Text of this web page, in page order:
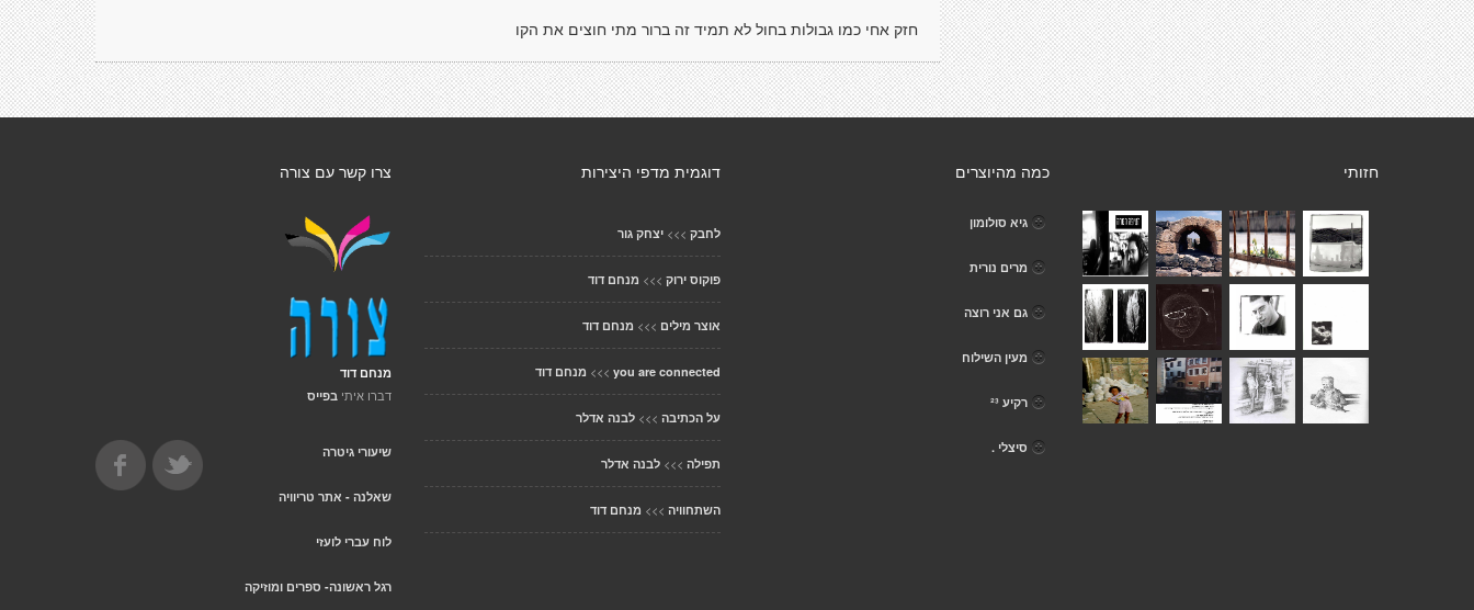
חזק אחי כמו גבולות בחול לא תמיד זה ברור מתי חוצים את הקו
צרו קשר עם צורה
מנחם דוד
דברו איתי בפייס
שיעורי גיטרה
שאלנה - אתר טריוויה
לוח עברי לועזי
רגל ראשונה- ספרים ומוזיקה
דוגמית מדפי היצירות
לחבק >>> יצחק גור
פוקוס ירוק >>> מנחם דוד
אוצר מילים >>> מנחם דוד
you are connected
>>> מנחם דוד
על הכתיבה >>> לבנה אדלר
תפילה >>> לבנה אדלר
השתחוויה >>> מנחם דוד
כמה מהיוצרים
גיא סולומון
מרים נורית
גם אני רוצה
מעין השילוח
רקיע ²³
סיצלי .
חזותי